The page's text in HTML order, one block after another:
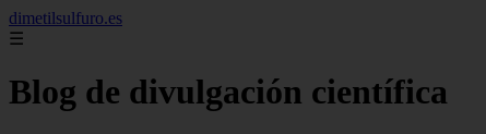
dimetilsulfuro.es
☰
Blog de divulgación científica